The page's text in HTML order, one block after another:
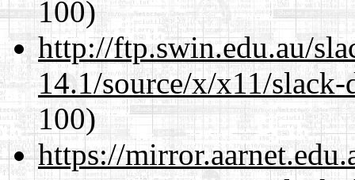
100)
http://ftp.swin.edu.au/
14.1/source/x/x11/
100)
https://